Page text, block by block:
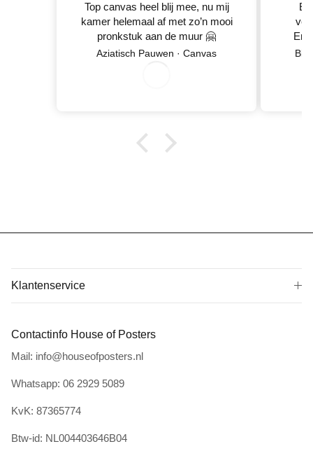
Top canvas heel blij mee, nu mij
kamer helemaal af met zo’n mooi
pronkstuk aan de muur 🤗
Aziatisch Pauwen · Canvas
En
Klantenservice
Contactinfo House of Posters
Mail: info@houseofposters.nl
Whatsapp: 06 2929 5089
KvK: 87365774
Btw-id: NL004403646B04